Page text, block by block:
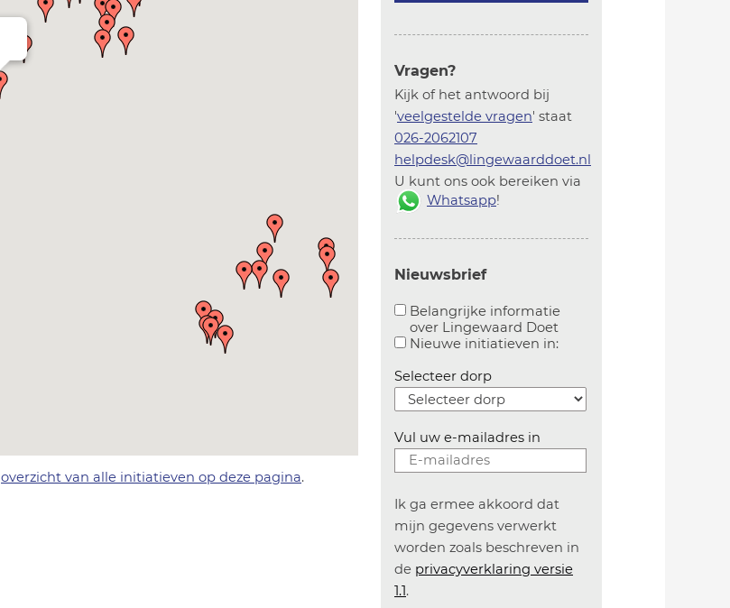
overzicht van alle initiatieven op deze pagina.
Vragen?
Kijk of het antwoord bij
'veelgestelde vragen' staat
026-2062107
helpdesk@lingewaarddoet.nl
U kunt ons ook bereiken via
Whatsapp!
Nieuwsbrief
Belangrijke informatie
over Lingewaard Doet
Aanvinken om belangrijke informatie over
Nieuwe initiatieven in:Aanvinken om
Selecteer dorp
Vul uw e-mailadres in
Ik ga ermee akkoord dat
mijn gegevens verwerkt
worden zoals beschreven in
de privacyverklaring versie
1.1.